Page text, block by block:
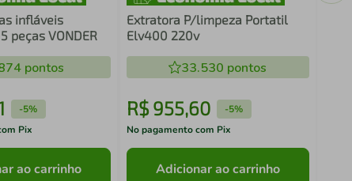
infláveis
peças VONDER
pontos
-5%
Pix
ao carrinho
Extratora P/limpeza Portatil
Elv400 220v
33.530 pontos
R$ 955,60 -5%
No pagamento com Pix
Adicionar ao carrinho